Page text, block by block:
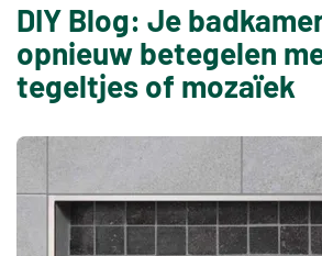
DIY Blog: Je
opnieuw betegelen
tegeltjes of mozaïek